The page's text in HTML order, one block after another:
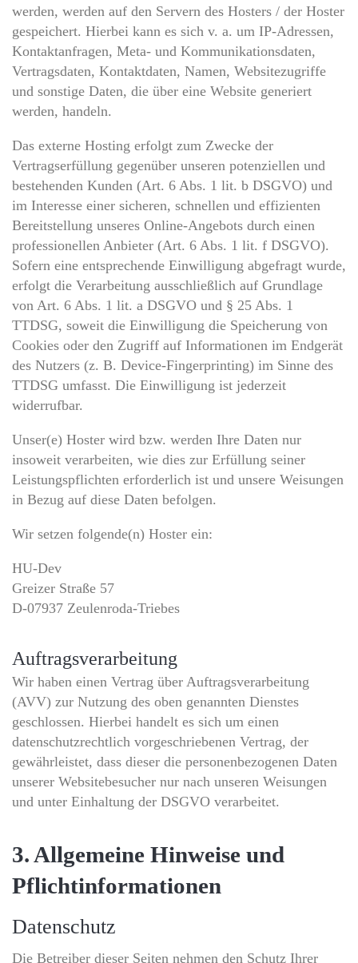
werden, werden auf den Servern des Hosters / der Hoster
gespeichert. Hierbei kann es sich v. a. um IP-Adressen,
Kontaktanfragen, Meta- und Kommunikationsdaten,
Vertragsdaten, Kontaktdaten, Namen, Websitezugriffe
und sonstige Daten, die über eine Website generiert
werden, handeln.
Das externe Hosting erfolgt zum Zwecke der
Vertragserfüllung gegenüber unseren potenziellen und
bestehenden Kunden (Art. 6 Abs. 1 lit. b DSGVO) und
im Interesse einer sicheren, schnellen und effizienten
Bereitstellung unseres Online-Angebots durch einen
professionellen Anbieter (Art. 6 Abs. 1 lit. f DSGVO).
Sofern eine entsprechende Einwilligung abgefragt wurde,
erfolgt die Verarbeitung ausschließlich auf Grundlage
von Art. 6 Abs. 1 lit. a DSGVO und § 25 Abs. 1
TTDSG, soweit die Einwilligung die Speicherung von
Cookies oder den Zugriff auf Informationen im Endgerät
des Nutzers (z. B. Device-Fingerprinting) im Sinne des
TTDSG umfasst. Die Einwilligung ist jederzeit
widerrufbar.
Unser(e) Hoster wird bzw. werden Ihre Daten nur
insoweit verarbeiten, wie dies zur Erfüllung seiner
Leistungspflichten erforderlich ist und unsere Weisungen
in Bezug auf diese Daten befolgen.
Wir setzen folgende(n) Hoster ein:
HU-Dev
Greizer Straße 57
D-07937 Zeulenroda-Triebes
Auftragsverarbeitung
Wir haben einen Vertrag über Auftragsverarbeitung
(AVV) zur Nutzung des oben genannten Dienstes
geschlossen. Hierbei handelt es sich um einen
datenschutzrechtlich vorgeschriebenen Vertrag, der
gewährleistet, dass dieser die personenbezogenen Daten
unserer Websitebesucher nur nach unseren Weisungen
und unter Einhaltung der DSGVO verarbeitet.
3. Allgemeine Hinweise und
Pflicht­informationen
Datenschutz
Die Betreiber dieser Seiten nehmen den Schutz Ihrer